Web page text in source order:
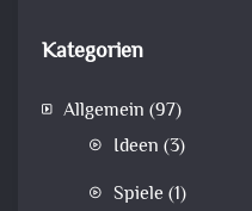
Kategorien
Allgemein (97)
Ideen (3)
Spiele (1)